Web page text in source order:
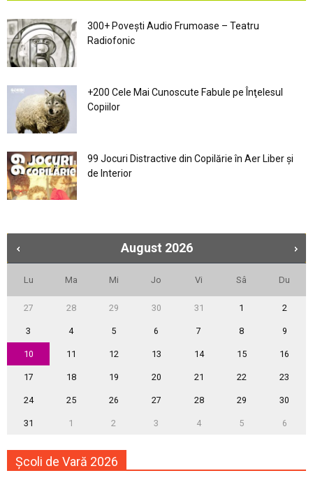
300+ Povești Audio Frumoase – Teatru
Radiofonic
+200 Cele Mai Cunoscute Fabule pe Înţelesul
Copiilor
99 Jocuri Distractive din Copilărie în Aer Liber şi
de Interior
August 2026
Lu Ma Mi Jo Vi Sâ Du
27 28 29 30 31 1 2
3 4 5 6 7 8 9
10 11 12 13 14 15 16
17 18 19 20 21 22 23
24 25 26 27 28 29 30
31 1 2 3 4 5 6
Școli de Vară 2026